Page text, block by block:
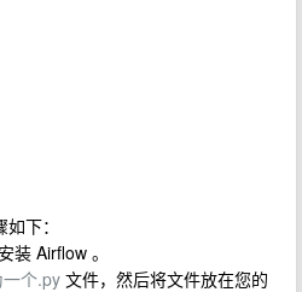
下：
装 Airflow 。
个.py文件，然后将文件放在您的